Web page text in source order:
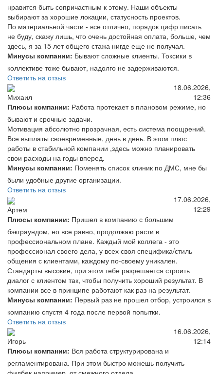
нравится быть сопричастным к этому. Наши объекты
выбирают за хорошие локации, статусность проектов.
По материальной части - все отлично, порядок цифр писать
не буду, скажу лишь, что очень достойная оплата, больше, чем
здесь, я за 15 лет общего стажа нигде еще не получал.
Минусы компании: Бывают сложные клиенты. Токсики в
коллективе тоже бывают, надолго не задерживаются.
Ответить на отзыв
Михаил
18.06.2026,
12:36
Плюсы компании: Работа протекает в плановом режиме, но
бывают и срочные задачи.
Мотивация абсолютно прозрачная, есть система поощрений.
Все выплаты своевременные, день в день. В этом плюс
работы в стабильной компании ,здесь можно планировать
свои расходы на годы вперед.
Минусы компании: Поменять список клиник по ДМС, мне бы
были удобные другие организации.
Ответить на отзыв
Артем
17.06.2026,
12:29
Плюсы компании: Пришел в компанию с большим
бэкграундом, но все равно, продолжаю расти в
профессиональном плане. Каждый мой коллега - это
профессионал своего дела, у всех своя специфика/стиль
общения с клиентами, каждому по-своему уникален.
Стандарты высокие, при этом тебе разрешается строить
диалог с клиентом так, чтобы получить хороший результат. В
компании все в принципе работают как раз на результат.
Минусы компании: Первый раз не прошел отбор, устроился в
компанию спустя 4 года после первой попытки.
Ответить на отзыв
Игорь
16.06.2026,
12:14
Плюсы компании: Вся работа структурирована и
регламентирована. При этом быстро можешь получить